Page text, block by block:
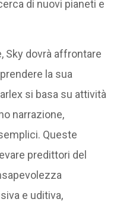
di nuovi pianeti e
Sky dovrà affrontare
la sua
si basa su attività
narrazione,
Queste
predittori del
e uditiva,